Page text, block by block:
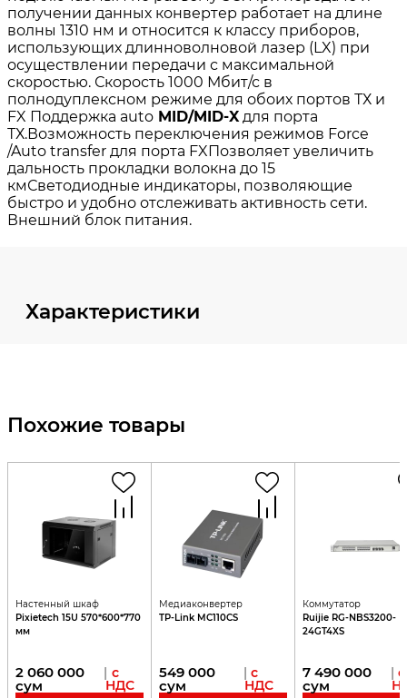
Характеристики
Похожие товары
Настенный шкаф
Pixietech 15U 570*600*770
мм
2 060 000
сум
| с
НДС
Медиаконвертер
TP-Link MC110CS
549 000
сум
| с
НДС
Коммутатор
Ruijie RG-NBS3200-
24GT4XS
7 490 000
сум
| с